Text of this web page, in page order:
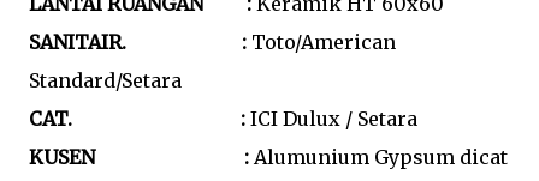
SANITAIR. : Toto/American
Standard/Setara
CAT. : ICI Dulux / Setara
KUSEN : Alumunium Gypsum dicat